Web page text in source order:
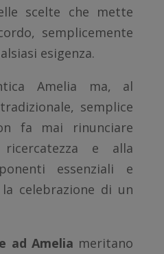
scelte che mette
semplicemente
esigenza.
Amelia ma, al
semplice
fa mai rinunciare
ricercatezza e alla
essenziali e
celebrazione di un
ad Amelia meritano